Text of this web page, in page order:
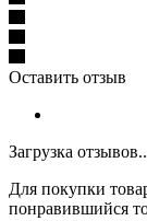
Оставить отзыв
Загрузка
Для покупки
понравившийся